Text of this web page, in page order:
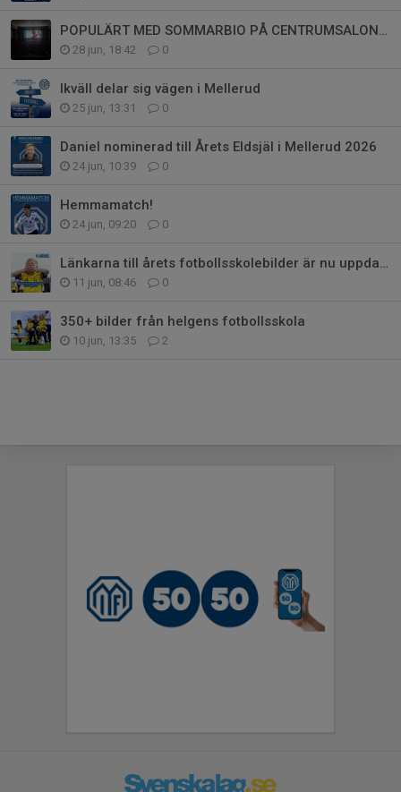
POPULÄRT MED SOMMARBIO PÅ CENTRUMSALONGEN
28 jun, 18:42 0
Ikväll delar sig vägen i Mellerud
25 jun, 13:31 0
Daniel nominerad till Årets Eldsjäl i Mellerud 2026
24 jun, 10:39 0
Hemmamatch!
24 jun, 09:20 0
Länkarna till årets fotbollsskolebilder är nu uppdaterade
11 jun, 08:46 0
350+ bilder från helgens fotbollsskola
10 jun, 13:35 2